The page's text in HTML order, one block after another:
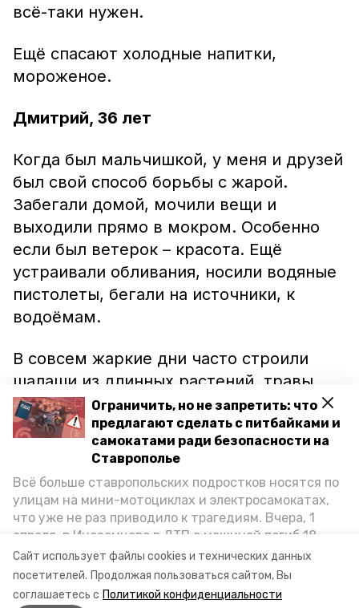
Сайт использует файлы cookies и технических данных
посетителей. Продолжая пользоваться сайтом, Вы
соглашаетесь с Политикой конфиденциальности
Ограничить, но не запретить: что
предлагают сделать с питбайками и
самокатами ради безопасности на
Ставрополье
Всё больше ставропольских подростков носятся по
улицам на мини-мотоциклах и электросамокатах,
что уже не раз приводило к трагедиям. Вчера, 1
апреля, в Иноземцево в ДТП с машиной погиб 18-
летний пассажир питбайка, катавшийся без шлема.
Как избежать несчастных случаев, обсудили на
пресс-конференции «Победы26» в РИЦ СК
всё-таки нужен.
Ещё спасают холодные напитки,
мороженое.
Дмитрий, 36 лет
Когда был мальчишкой, у меня и друзей
был свой способ борьбы с жарой.
Забегали домой, мочили вещи и
выходили прямо в мокром. Особенно
если был ветерок – красота. Ещё
устраивали обливания, носили водяные
пистолеты, бегали на источники, к
водоёмам.
В совсем жаркие дни часто строили
шалаши из длинных растений, травы,
веток. В них было относительно
прохладно и сыро, особенно если
ставили их под деревом. Покупали
холодный лимонад, таскали из дома
замороженные бутылки.
Сейчас у меня тоже есть свой способ –
мочу руки до локтя, протираю мокрым
платком лицо и шею. Если было сильно
жарко – сразу отпускает.